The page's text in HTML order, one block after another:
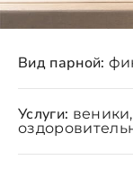
Вид парной:
Услуги: